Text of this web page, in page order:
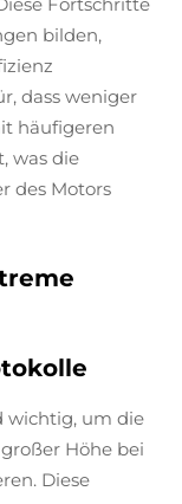
bilden,
dass weniger
häufigeren
was die
des Motors
wichtig, um die
Höhe bei
Diese